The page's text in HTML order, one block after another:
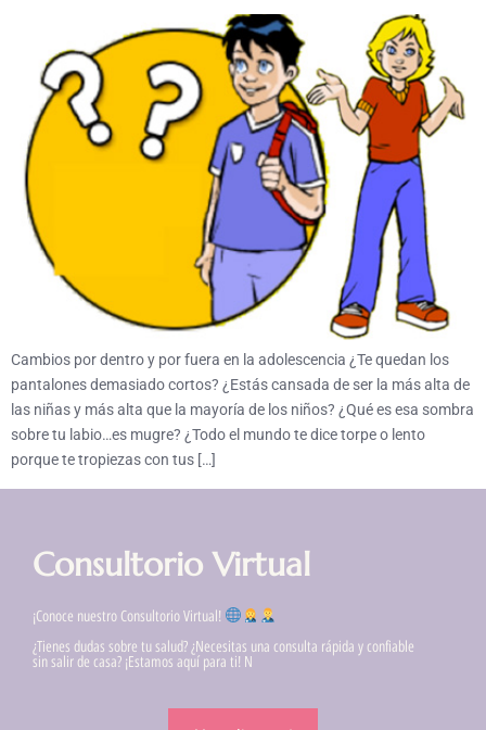
Cambios por dentro y por fuera en la adolescencia ¿Te quedan los
pantalones demasiado cortos? ¿Estás cansada de ser la más alta de
las niñas y más alta que la mayoría de los niños? ¿Qué es esa sombra
sobre tu labio…es mugre? ¿Todo el mundo te dice torpe o lento
porque te tropiezas con tus […]
Consultorio Virtual
¡Conoce nuestro Consultorio Virtual!
¿Tienes dudas sobre tu salud? ¿Necesitas una consulta rápida y confiable
sin salir de casa? ¡Estamos aquí para ti! N